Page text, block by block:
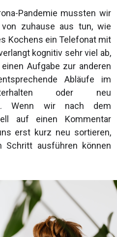
Pandemie mussten wir
zuhause aus tun, wie
Kochens ein Telefonat mit
kognitiv sehr viel ab,
Aufgabe zur anderen
Abläufe im
oder neu
Wenn wir nach dem
auf einen Kommentar
erst kurz neu sortieren,
Schritt ausführen können